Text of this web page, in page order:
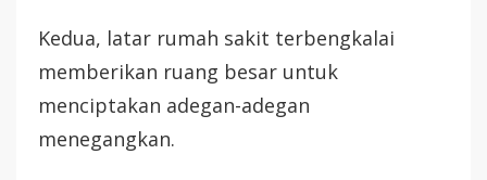
Kedua, latar rumah sakit terbengkalai
memberikan ruang besar untuk
menciptakan adegan-adegan
menegangkan.